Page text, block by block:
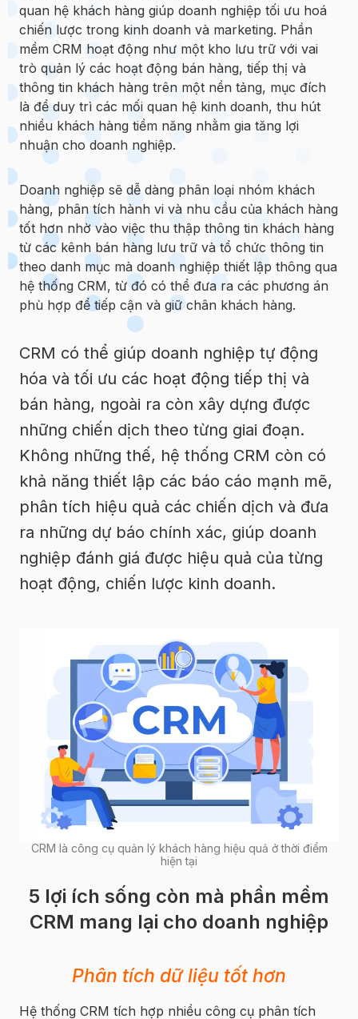
quan hệ khách hàng giúp doanh nghiệp tối ưu hoá
chiến lược trong kinh doanh và marketing. Phần
mềm CRM hoạt động như một kho lưu trữ với vai
trò quản lý các hoạt động bán hàng, tiếp thị và
thông tin khách hàng trên một nền tảng, mục đích
là để duy trì các mối quan hệ kinh doanh, thu hút
nhiều khách hàng tiềm năng nhằm gia tăng lợi
nhuận cho doanh nghiệp.
Doanh nghiệp sẽ dễ dàng phân loại nhóm khách
hàng, phân tích hành vi và nhu cầu của khách hàng
tốt hơn nhờ vào việc thu thập thông tin khách hàng
từ các kênh bán hàng lưu trữ và tổ chức thông tin
theo danh mục mà doanh nghiệp thiết lập thông qua
hệ thống CRM, từ đó có thể đưa ra các phương án
phù hợp để tiếp cận và giữ chân khách hàng.
CRM có thể giúp doanh nghiệp tự động
hóa và tối ưu các hoạt động tiếp thị và
bán hàng, ngoài ra còn xây dựng được
những chiến dịch theo từng giai đoạn.
Không những thế, hệ thống CRM còn có
khả năng thiết lập các báo cáo mạnh mẽ,
phân tích hiệu quả các chiến dịch và đưa
ra những dự báo chính xác, giúp doanh
nghiệp đánh giá được hiệu quả của từng
hoạt động, chiến lược kinh doanh.
CRM là công cụ quản lý khách hàng hiệu quả ở thời điểm
hiện tại
5 lợi ích sống còn mà phần mềm
CRM mang lại cho doanh nghiệp
Phân tích dữ liệu tốt hơn
Hệ thống CRM tích hợp nhiều công cụ phân tích